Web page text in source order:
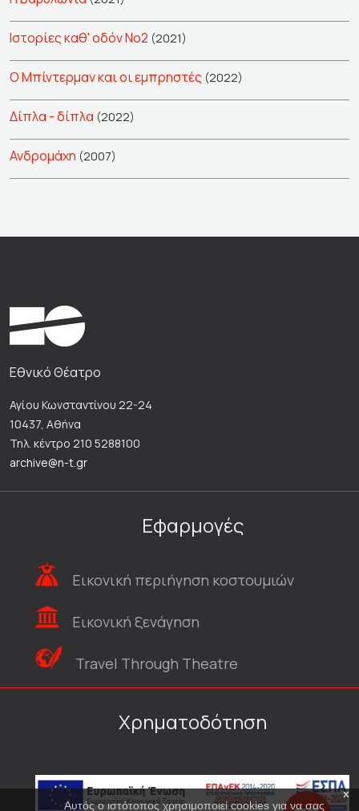
Ιστορίες καθ' οδόν Νο2 (2021)
Ο Μπίντερμαν και οι εμπρηστές (2022)
Δίπλα - δίπλα (2022)
Ανδρομάχη (2007)
x
Αυτός ο ιστότοπος χρησιμοποιεί cookies για να σας
Εθνικό Θέατρο
Αγίου Κωνσταντίνου 22-24
10437, Αθήνα
Τηλ. κέντρο 210 5288100
archive@n-t.gr
Εφαρμογές
Εικονική περιήγηση κοστουμιών
Εικονική ξενάγηση
Travel Through Theatre
Χρηματοδότηση